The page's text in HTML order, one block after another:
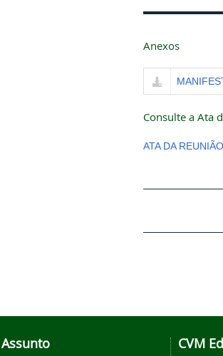
Anexos
Consulte a Ata
ATA DA
Assunto CVM